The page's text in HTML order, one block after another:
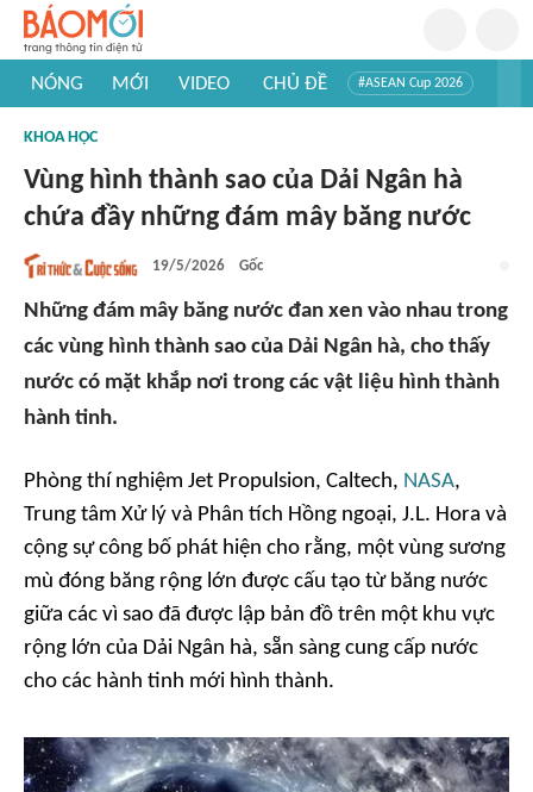
NÓNG MỚI VIDEO CHỦ ĐỀ #ASEAN Cup 2026
#Khám phá thế giới
KHOA HỌC
Vùng hình thành sao của Dải Ngân hà
chứa đầy những đám mây băng nước
19/5/2026 Gốc
Những đám mây băng nước đan xen vào nhau trong
các vùng hình thành sao của Dải Ngân hà, cho thấy
nước có mặt khắp nơi trong các vật liệu hình thành
hành tinh.
Phòng thí nghiệm Jet Propulsion, Caltech, NASA,
Trung tâm Xử lý và Phân tích Hồng ngoại, J.L. Hora và
cộng sự công bố phát hiện cho rằng, một vùng sương
mù đóng băng rộng lớn được cấu tạo từ băng nước
giữa các vì sao đã được lập bản đồ trên một khu vực
rộng lớn của Dải Ngân hà, sẵn sàng cung cấp nước
cho các hành tinh mới hình thành.